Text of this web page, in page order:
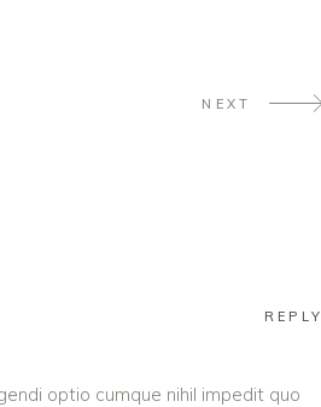
NEXT
REPLY
optio cumque nihil impedit quo